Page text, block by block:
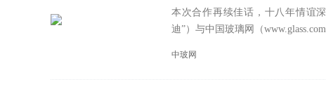
本次合作再续佳话，十八年情谊
迪”）与中国玻璃网（
中玻网